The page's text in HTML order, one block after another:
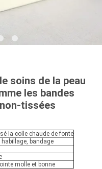
soins de la peau
les bandes
tissées
la colle chaude de fonte
bandage
molle et bonne